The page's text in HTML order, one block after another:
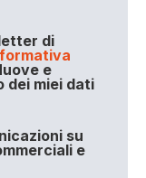
di
e
dei miei dati
su
e